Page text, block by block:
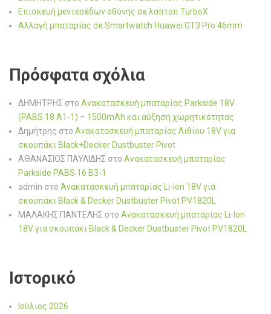
Επισκευή μεντεσέδων οθόνης σε λαπτοπ TurboX
Αλλαγή μπαταρίας σε Smartwatch Huawei GT3 Pro 46mm
Πρόσφατα σχόλια
ΔΗΜΗΤΡΗΣ στο Ανακατασκευή μπαταρίας Parkside 18V
(PABS 18 A1-1) – 1500mAh και αύξηση χωρητικότητας
Δημήτρης στο Ανακατασκευή μπαταρίας Λιθίου 18V για
σκουπάκι Black+Decker Dustbuster Pivot
ΑΘΑΝΑΣΙΟΣ ΠΑΥΛΙΔΗΣ στο Ανακατασκευή μπαταρίας
Parkside PABS 16 B3-1
admin στο Ανακατασκευή μπαταρίας Li-Ion 18V για
σκουπάκι Black & Decker Dustbuster Pivot PV1820L
ΜΑΛΑΚΗΣ ΠΑΝΤΕΛΗΣ στο Ανακατασκευή μπαταρίας Li-Ion
18V για σκουπάκι Black & Decker Dustbuster Pivot PV1820L
Ιστορικό
Ιούλιος 2026